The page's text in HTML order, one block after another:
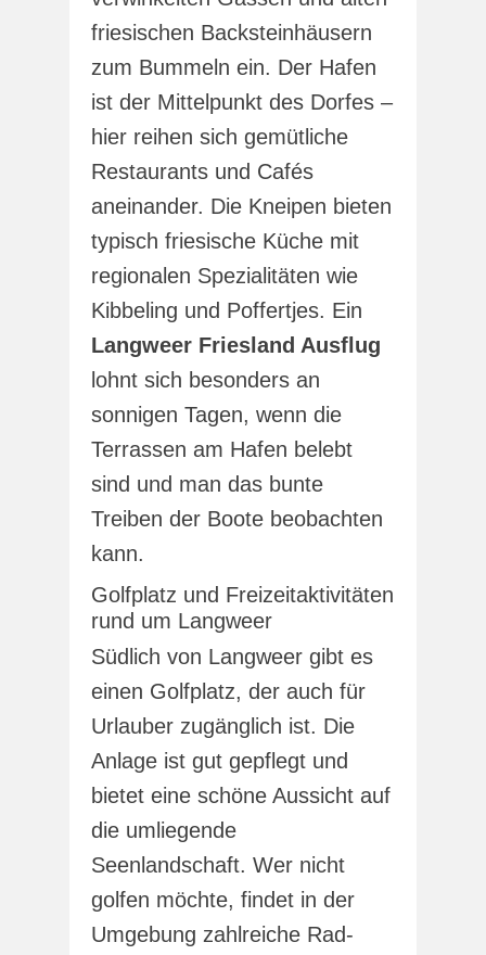
friesischen Backsteinhäusern
zum Bummeln ein. Der Hafen
ist der Mittelpunkt des Dorfes –
hier reihen sich gemütliche
Restaurants und Cafés
aneinander. Die Kneipen bieten
typisch friesische Küche mit
regionalen Spezialitäten wie
Kibbeling und Poffertjes. Ein
Langweer Friesland Ausflug
lohnt sich besonders an
sonnigen Tagen, wenn die
Terrassen am Hafen belebt
sind und man das bunte
Treiben der Boote beobachten
kann.
Golfplatz und Freizeitaktivitäten
rund um Langweer
Südlich von Langweer gibt es
einen Golfplatz, der auch für
Urlauber zugänglich ist. Die
Anlage ist gut gepflegt und
bietet eine schöne Aussicht auf
die umliegende
Seenlandschaft. Wer nicht
golfen möchte, findet in der
Umgebung zahlreiche Rad-